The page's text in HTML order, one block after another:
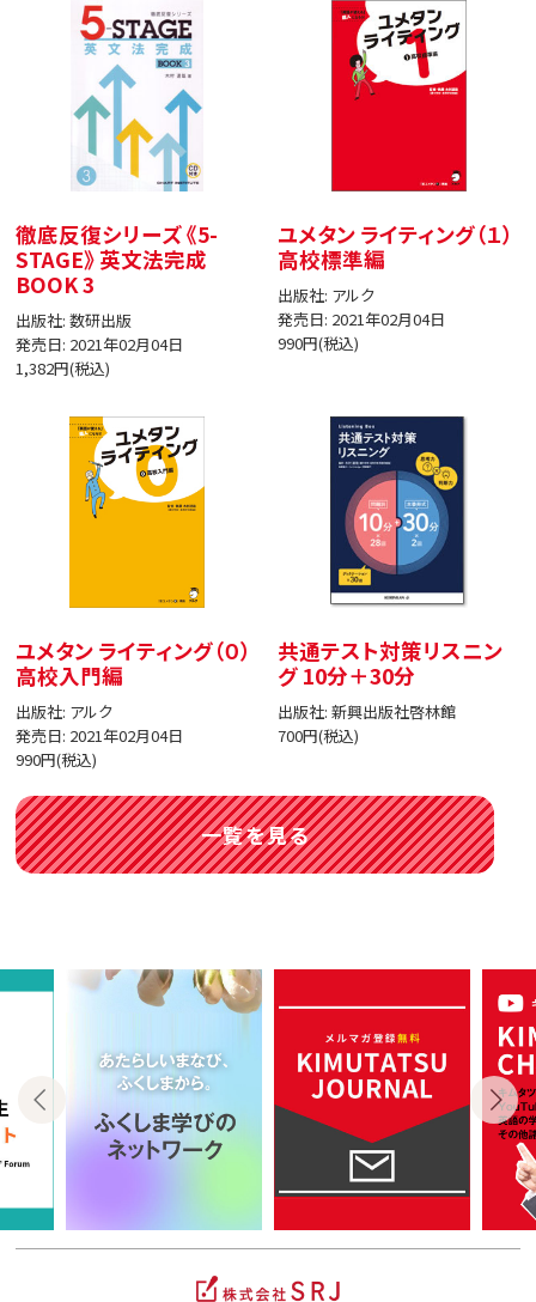
徹底反復シリーズ 《5-
STAGE》 英文法完成
BOOK 3
出版社: 数研出版
発売日: 2021年02月04日
1,382円(税込)
ユメタン ライティング（１）
高校標準編
出版社: アルク
発売日: 2021年02月04日
990円(税込)
ユメタン ライティング（０）
高校入門編
出版社: アルク
発売日: 2021年02月04日
990円(税込)
共通テスト対策リスニン
グ 10分＋30分
出版社: 新興出版社啓林館
700円(税込)
一覧を見る